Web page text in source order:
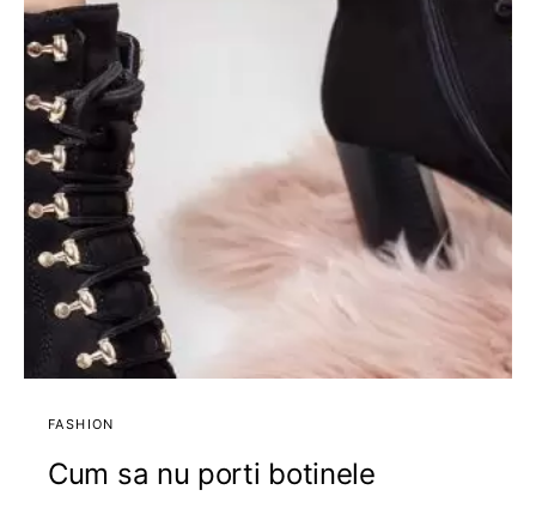
FASHION
Cum sa nu porti botinele